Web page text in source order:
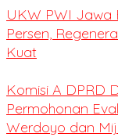
UKW PWI Jawa
Persen,
Kuat
Komisi A DPRD
Permohonan
Werdoyo dan